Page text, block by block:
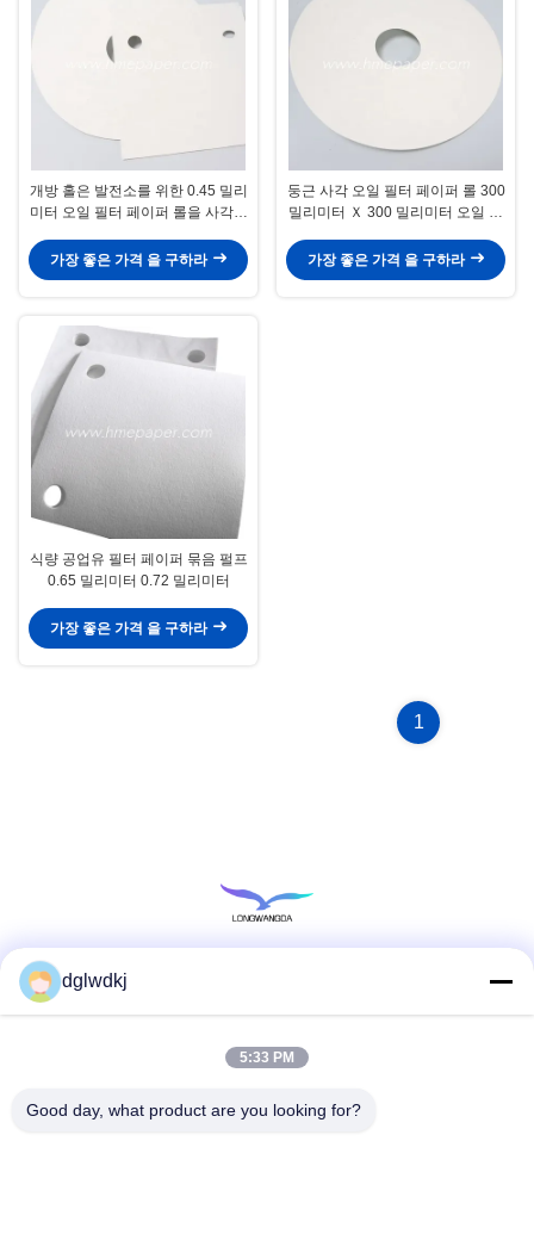
개방 홀은 발전소를 위한 0.45 밀리
미터 오일 필터 페이퍼 롤을 사각처
가장 좋은 가격 을 구하라
둥근 사각 오일 필터 페이퍼 롤 300
밀리미터 Ｘ 300 밀리미터 오일 필
가장 좋은 가격 을 구하라
식량 공업유 필터 페이퍼 묶음 펄프
0.65 밀리미터 0.72 밀리미터
가장 좋은 가격 을 구하라
1
빠른 연락
dglwdkj
5:33 PM
Good day, what product are you looking for?